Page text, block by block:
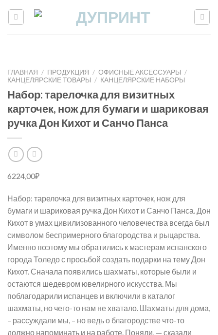
ГЛАВНАЯ / ПРОДУКЦИЯ / ОФИСНЫЕ АКСЕССУАРЫ /
КАНЦЕЛЯРСКИЕ ТОВАРЫ / КАНЦЕЛЯРСКИЕ НАБОРЫ
Набор: тарелочка для визитных
карточек, нож для бумаги и шариковая
ручка Дон Кихот и Санчо Панса
6224,00₽
Набор: тарелочка для визитных карточек, нож для
бумаги и шариковая ручка Дон Кихот и Санчо Панса. Дон
Кихот в умах цивилизованного человечества всегда был
символом беспримерного благородства и рыцарства.
Именно поэтому мы обратились к мастерам испанского
города Толедо с просьбой создать подарки на тему Дон
Кихот. Сначала появились шахматы, которые были и
остаются шедевром ювелирного искусства. Мы
поблагодарили испанцев и включили в каталог
шахматы, но чего-то нам не хватало. Шахматы для дома,
– рассуждали мы, – но ведь о благородстве что-то
должно напоминать и на работе. Поняли, — сказали